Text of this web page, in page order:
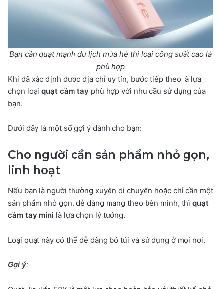
Bạn cần quạt mạnh du lịch mùa hè thì loại công suất cao là
phù hợp
Khi đã xác định được địa chỉ uy tín, bước tiếp theo là lựa
chọn loại quạt cầm tay phù hợp với nhu cầu sử dụng của
bạn.
Dưới đây là một số gợi ý dành cho bạn:
Cho người cần sản phẩm nhỏ gọn,
linh hoạt
Nếu bạn là người thường xuyên di chuyển hoặc chỉ cần một
sản phẩm nhỏ gọn, dễ dàng mang theo bên mình, thì quạt
cầm tay mini là lựa chọn lý tưởng.
Loại quạt này có thể dễ dàng bỏ túi và sử dụng ở mọi nơi.
Gợi ý: